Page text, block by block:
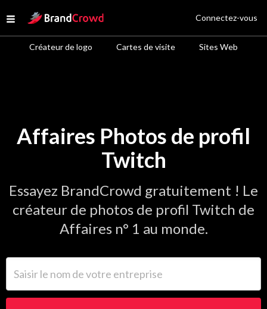
Open menu
Site Logo
Créateur de logo Cartes de visite Sites Web
Connectez-vous
Affaires Photos de profil
Twitch
Essayez BrandCrowd gratuitement ! Le
créateur de photos de profil Twitch de
Affaires n° 1 au monde.